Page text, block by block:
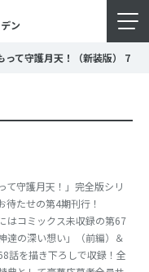
ン
って守護月天！（新装版） 7
て守護月天！」完全版シリ
待たせの第4期刊行！
はコミックス未収録の第67
達の深い想い」（前編）＆
話を描き下ろしで収録！全